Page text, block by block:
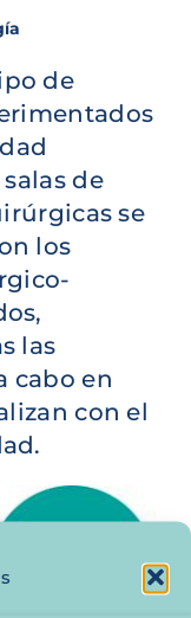
de
de
se
los
las
cabo en
con el